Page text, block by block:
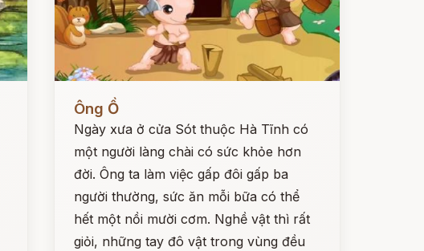
Đọc ngay
Ông Ồ
Ngày xưa ở cửa Sót thuộc Hà Tĩnh có
một người làng chài có sức khỏe hơn
đời. Ông ta làm việc gấp đôi gấp ba
người thường, sức ăn mỗi bữa có thể
hết một nồi mười cơm. Nghề vật thì rất
giỏi, những tay đô vật trong vùng đều